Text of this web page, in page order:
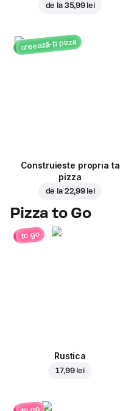
de la 35,99 lei
creează-ți pizza
Construieste propria ta
pizza
de la 22,99 lei
Pizza to Go
to go
Rustica
17,99 lei